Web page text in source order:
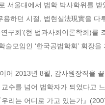
서울대에서 법학 박사학위를
하던 시절, 법현실法現實을
구회’(현 법과사회이론학회)
술모임인 ‘한국공법학회’ 회장
어 2013년 8월, 감사원장직을
수를 넘어 법학자가 되었다고
리는 어디로 가고 있는가』